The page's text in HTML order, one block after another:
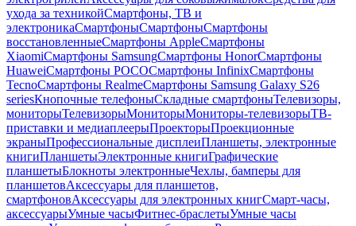
ухода за техникойСмартфоны, ТВ и
электроникаСмартфоныСмартфоныСмартфоны
восстановленныеСмартфоны AppleСмартфоны
XiaomiСмартфоны SamsungСмартфоны HonorСмартфоны
HuaweiСмартфоны POCOСмартфоны InfinixСмартфоны
TecnoСмартфоны RealmeСмартфоны Samsung Galaxy S26
seriesКнопочные телефоныСкладные смартфоныТелевизоры,
мониторыТелевизорыМониторыМониторы-телевизорыТВ-
приставки и медиаплеерыПроекторыПроекционные
экраныПрофессиональные дисплеиПланшеты, электронные
книгиПланшетыЭлектронные книгиГрафические
планшетыБлокноты электронныеЧехлы, бамперы для
планшетовАксессуары для планшетов,
смартфоновАксессуары для электронных книгСмарт-часы,
аксессуарыУмные часыФитнес-браслетыУмные часы